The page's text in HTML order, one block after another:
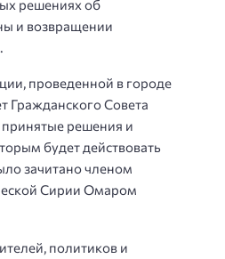
решениях об
и возвращении
проведенной в городе
Гражданского Совета
решения и
будет действовать
зачитано членом
Сирии Омаром
политиков и